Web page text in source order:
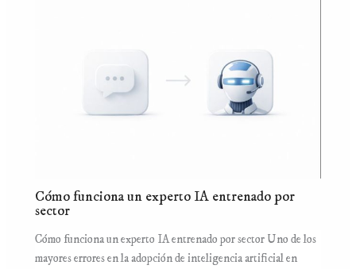
Cómo funciona un experto IA entrenado por
sector
Cómo funciona un experto IA entrenado por sector Uno de los
mayores errores en la adopción de inteligencia artificial en